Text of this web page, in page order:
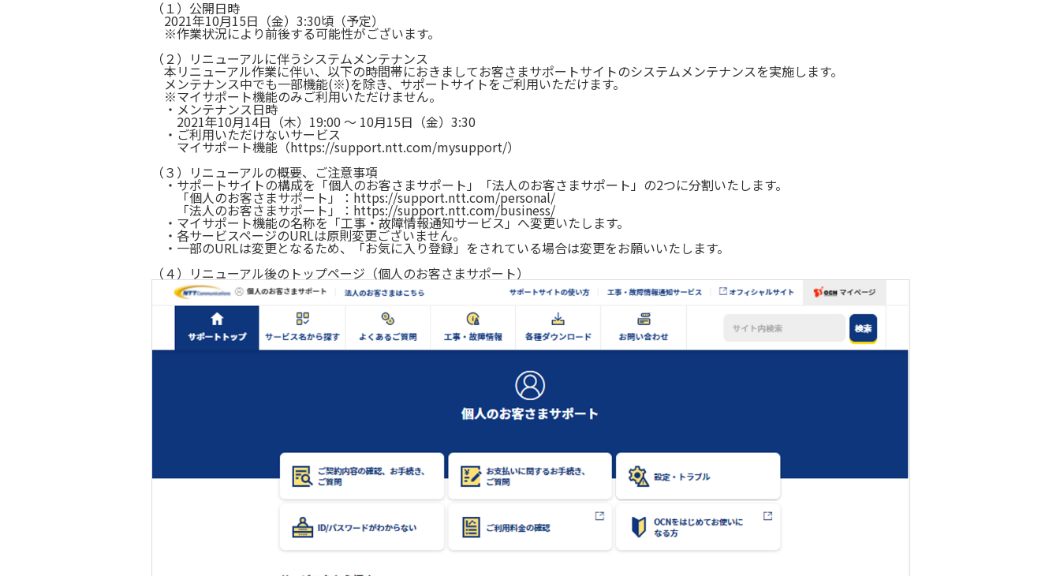
（１）公開日時
2021年10月15日（金）3:30頃（予定）
※作業状況により前後する可能性がございます。
（２）リニューアルに伴うシステムメンテナンス
本リニューアル作業に伴い、以下の時間帯におきましてお客さまサポートサイトのシステムメンテナンスを実施します。
メンテナンス中でも一部機能(※)を除き、サポートサイトをご利用いただけます。
※マイサポート機能のみご利用いただけません。
・メンテナンス日時
2021年10月14日（木）19:00 ～ 10月15日（金）3:30
・ご利用いただけないサービス
マイサポート機能（https://support.ntt.com/mysupport/）
（３）リニューアルの概要、ご注意事項
・サポートサイトの構成を「個人のお客さまサポート」「法人のお客さまサポート」の2つに分割いたします。
「個人のお客さまサポート」：https://support.ntt.com/personal/
「法人のお客さまサポート」：https://support.ntt.com/business/
・マイサポート機能の名称を「工事・故障情報通知サービス」へ変更いたします。
・各サービスページのURLは原則変更ございません。
・一部のURLは変更となるため、「お気に入り登録」をされている場合は変更をお願いいたします。
（４）リニューアル後のトップページ（個人のお客さまサポート）